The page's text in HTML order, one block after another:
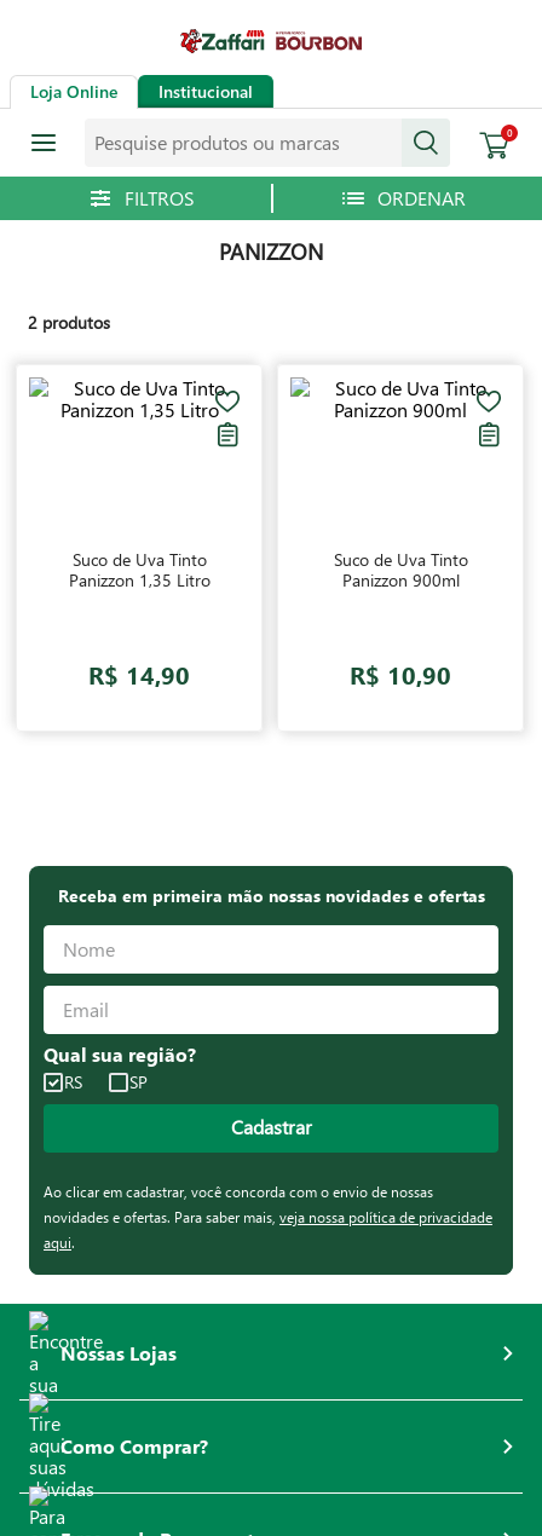
Loja Online Institucional
0
PANIZZON
2 produtos
Suco de Uva Tinto
Panizzon 1,35 Litro
R$ 14,90
Suco de Uva Tinto
Panizzon 900ml
R$ 10,90
Receba em primeira mão nossas novidades e ofertas
Qual sua região?
RS SP
Cadastrar
Ao clicar em cadastrar, você concorda com o envio de nossas
novidades e ofertas. Para saber mais, veja nossa política de privacidade
aqui.
Nossas Lojas
Como Comprar?